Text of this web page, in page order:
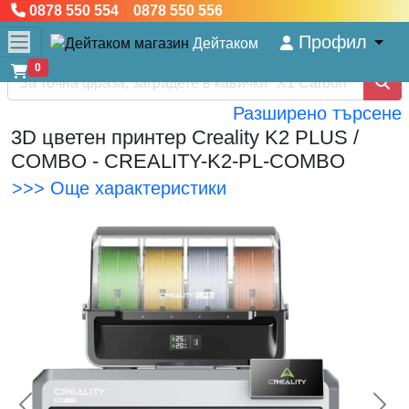
0878 550 554 0878 550 556
Дейтаком Профил
0
Разширено търсене
3D цветен принтер Creality K2 PLUS /
COMBO - CREALITY-K2-PL-COMBO
>>> Още характеристики